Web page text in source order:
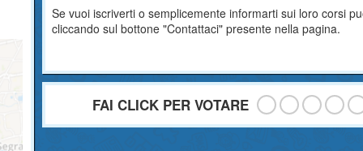
Se vuoi iscriverti o semplicemente informarti sui loro corsi
cliccando sul bottone "Contattaci" presente nella pagina.
FAI CLICK PER VOTARE